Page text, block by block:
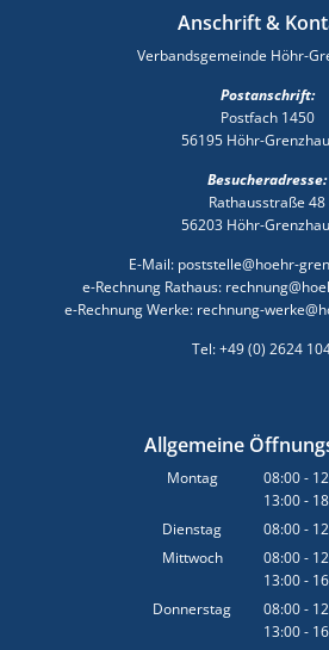
Anschrift &
Verbandsgemeinde Höhr-
Postanschrift:
Postfach 1450
56195 Höhr-
Besucheradresse:
Rathausstraße 48
56203 Höhr-
E-Mail: poststelle@hoehr-
e-Rechnung Rathaus:
e-Rechnung Werke: rechnung-
Tel: +49 (0) 2624
Allgemeine
Montag 08:00-
13:00-
Dienstag 08:00-
Mittwoch 08:00-
13:00-
Donnerstag 08:00-
13:00-